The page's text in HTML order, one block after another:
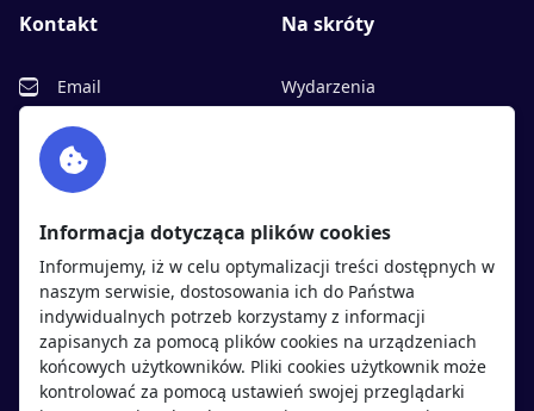
Kontakt
Email
Facebook
Twitter
Na skróty
Wydarzenia
Polityka prywatności
Kandydaci
Regulamin kandydata
Pracodawcy
Regulamin pracodawcy
Informacja dotycząca plików cookies
Informujemy, iż w celu optymalizacji treści dostępnych w
naszym serwisie, dostosowania ich do Państwa
indywidualnych potrzeb korzystamy z informacji
zapisanych za pomocą plików cookies na urządzeniach
końcowych użytkowników. Pliki cookies użytkownik może
kontrolować za pomocą ustawień swojej przeglądarki